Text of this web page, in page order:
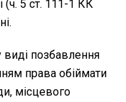
(ч. 5 ст. 111-1 КК
виді позбавлення
права обіймати
місцевого